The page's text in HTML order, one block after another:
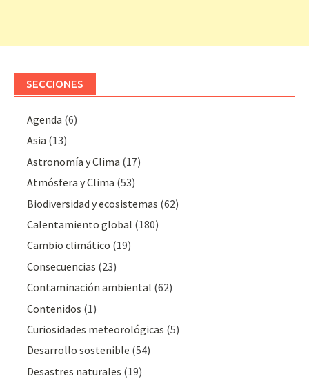
SECCIONES
Agenda (6)
Asia (13)
Astronomía y Clima (17)
Atmósfera y Clima (53)
Biodiversidad y ecosistemas (62)
Calentamiento global (180)
Cambio climático (19)
Consecuencias (23)
Contaminación ambiental (62)
Contenidos (1)
Curiosidades meteorológicas (5)
Desarrollo sostenible (54)
Desastres naturales (19)